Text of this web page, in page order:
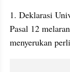
1. Deklarasi
Pasal 12
menyerukan